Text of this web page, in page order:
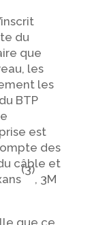
du
que
les
les
BTP
est
des
câble et
(3)
, 3M